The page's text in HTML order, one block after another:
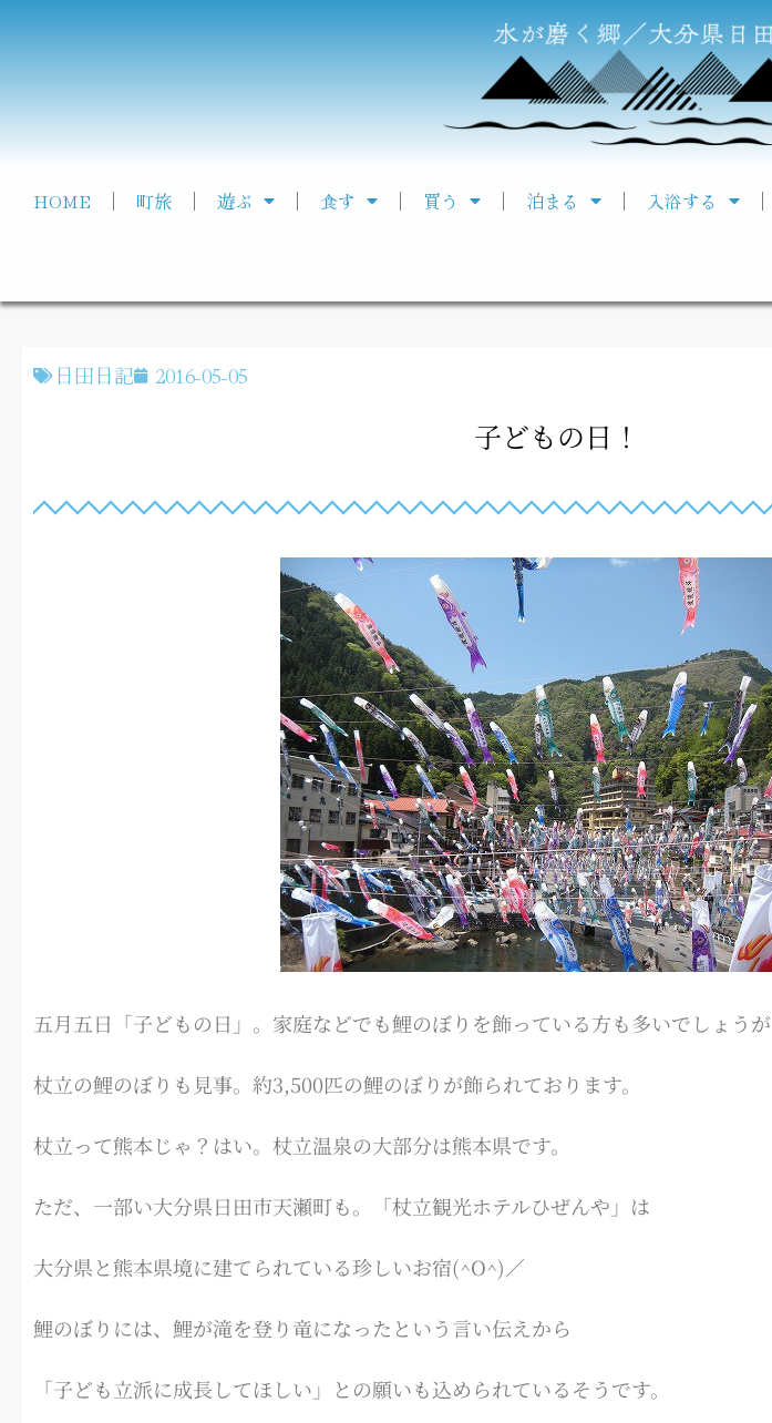
HOME 町旅 遊ぶ 食す 買う 泊まる 入浴する
日田日記 2016-05-05
子どもの日！
五月五日「子どもの日」。家庭などでも鯉のぼりを飾っている方も多いでしょうが
杖立の鯉のぼりも見事。約3,500匹の鯉のぼりが飾られております。
杖立って熊本じゃ？はい。杖立温泉の大部分は熊本県です。
ただ、一部い大分県日田市天瀬町も。「杖立観光ホテルひぜんや」は
大分県と熊本県境に建てられている珍しいお宿(^O^)／
鯉のぼりには、鯉が滝を登り竜になったという言い伝えから
「子ども立派に成長してほしい」との願いも込められているそうです。